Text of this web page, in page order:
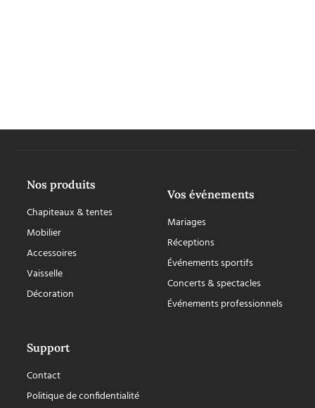
Nos produits
Chapiteaux & tentes
Mobilier
Accessoires
Vaisselle
Décoration
Vos événements
Mariages
Réceptions
Événements sportifs
Concerts & spectacles
Événements professionnels
Support
Contact
Politique de confidentialité